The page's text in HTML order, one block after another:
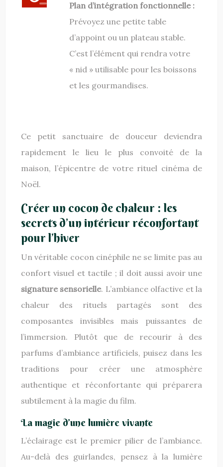
Plan d’intégration fonctionnelle :
Prévoyez une petite table
d’appoint ou un plateau stable.
C’est l’élément qui rendra votre
« nid » utilisable pour les boissons
et les gourmandises.
Ce petit sanctuaire de douceur deviendra
rapidement le lieu le plus convoité de la
maison, l’épicentre de votre rituel cinéma de
Noël.
Créer un cocon de chaleur : les
secrets d’un intérieur réconfortant
pour l’hiver
Un véritable cocon cinéphile ne se limite pas au
confort visuel et tactile ; il doit aussi avoir une
signature sensorielle. L’ambiance olfactive et la
chaleur des rituels partagés sont des
composantes invisibles mais puissantes de
l’immersion. Plutôt que de recourir à des
parfums d’ambiance artificiels, puisez dans les
traditions pour créer une atmosphère
authentique et réconfortante qui préparera
subtilement à la magie du film.
La magie d’une lumière vivante
L’éclairage est le premier pilier de l’ambiance.
Au-delà des guirlandes, pensez à la lumière